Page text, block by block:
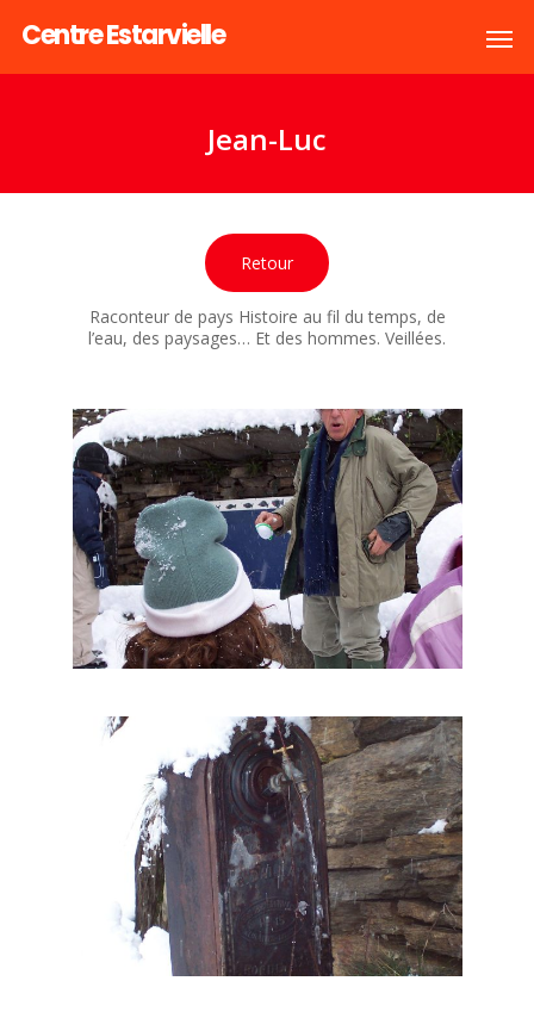
Centre Estarvielle
Jean-Luc
Retour
Raconteur de pays Histoire au fil du temps, de
l’eau, des paysages… Et des hommes. Veillées.